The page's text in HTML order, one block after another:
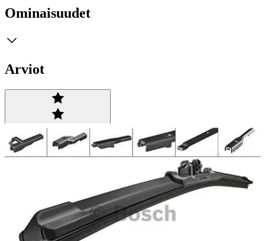
Ominaisuudet
Arviot
arviota
Julkaisemme tuotearvioita vain varmistetuista ostoksista. Niitä voivat
kirjoittaa asiakkaat, jotka ovat käyttäneet S-Etukorttia myymälässä